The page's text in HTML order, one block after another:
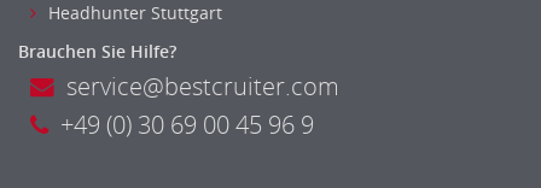
Headhunter Stuttgart
Brauchen Sie Hilfe?
service@bestcruiter.com
+49 (0) 30 69 00 45 96 9